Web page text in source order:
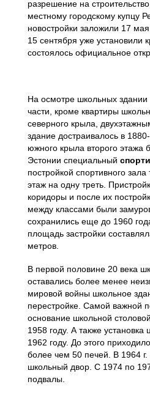
разрешение на
местному городскому купцу
новостройки заложили 17
15 сентября уже установили
состоялось официальное
На осмотре школьных здании
части, кроме квартиры
северного крыла,
здание достраивалось в
южного крыла второго этажа
Эстонии специальный
постройкой спортивного
этаж на одну треть.
коридоры и после их
между классами были
сохранились еще до 1960
площадь застройки
метров.
В первой половине 20 века
оставались более менее
мировой войны школьное
перестройке. Самой важной
основание школьной
1958 году. А также установка
1962 году. До этого
более чем 50 печей. В 1964
школьный двор. С 1974 по
подвалы.